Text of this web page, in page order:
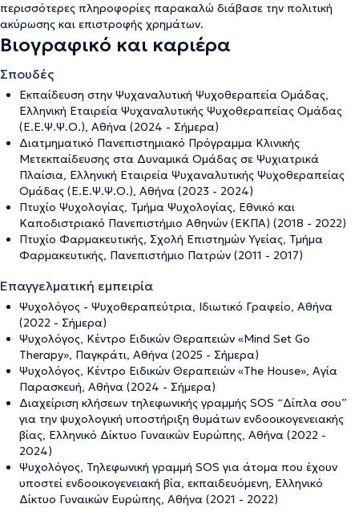
περισσότερες πληροφορίες παρακαλώ διάβασε την πολιτική
ακύρωσης και επιστροφής χρημάτων.
Βιογραφικό και καριέρα
Σπουδές
Εκπαίδευση στην Ψυχαναλυτική Ψυχοθεραπεία Ομάδας,
Ελληνική Εταιρεία Ψυχαναλυτικής Ψυχοθεραπείας Ομάδας
(Ε.Ε.Ψ.Ψ.Ο.), Αθήνα (2024 - Σήμερα)
Διατμηματικό Πανεπιστημιακό Πρόγραμμα Κλινικής
Μετεκπαίδευσης στα Δυναμικά Ομάδας σε Ψυχιατρικά
Πλαίσια, Ελληνική Εταιρεία Ψυχαναλυτικής Ψυχοθεραπείας
Ομάδας (Ε.Ε.Ψ.Ψ.Ο.), Αθήνα (2023 - 2024)
Πτυχίο Ψυχολογίας, Τμήμα Ψυχολογίας, Εθνικό και
Καποδιστριακό Πανεπιστήμιο Αθηνών (ΕΚΠΑ) (2018 - 2022)
Πτυχίο Φαρμακευτικής, Σχολή Επιστημών Υγείας, Τμήμα
Φαρμακευτικής, Πανεπιστήμιο Πατρών (2011 - 2017)
Επαγγελματική εμπειρία
Ψυχολόγος - Ψυχοθεραπεύτρια, Ιδιωτικό Γραφείο, Αθήνα
(2022 - Σήμερα)
Ψυχολόγος, Κέντρο Ειδικών Θεραπειών «Mind Set Go
Therapy», Παγκράτι, Αθήνα (2025 - Σήμερα)
Ψυχολόγος, Κέντρο Ειδικών Θεραπειών «The House», Αγία
Παρασκευή, Αθήνα (2024 - Σήμερα)
Διαχείριση κλήσεων τηλεφωνικής γραμμής SOS “Δίπλα σου”
για την ψυχολογική υποστήριξη θυμάτων ενδοοικογενειακής
βίας, Ελληνικό Δίκτυο Γυναικών Ευρώπης, Αθήνα (2022 -
2024)
Ψυχολόγος, Τηλεφωνική γραμμή SOS για άτομα που έχουν
υποστεί ενδοοικογενειακή βία, εκπαιδευόμενη, Ελληνικό
Δίκτυο Γυναικών Ευρώπης, Αθήνα (2021 - 2022)